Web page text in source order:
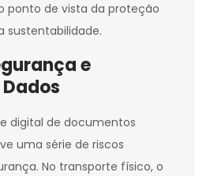
ponto de vista da proteção
sustentabilidade.
e
digital de documentos
uma série de riscos
No transporte físico, o